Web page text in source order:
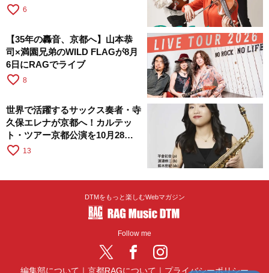
RAGへ
favorite_border 6
【35年の轟音、京都へ】山本恭
司×満園兄弟のWILD FLAGが8月
6日にRAGでライブ
favorite_border 8
世界で活躍するサックス奏者・寺
久保エレナが京都へ！カルテッ
ト・ツアー京都公演を10月28日
に開催
favorite_border 13
DTMをもっと楽しむWebマガジン
Follow me
編集部について ｜ 京都RAGについて ｜ プライバシーポリシー